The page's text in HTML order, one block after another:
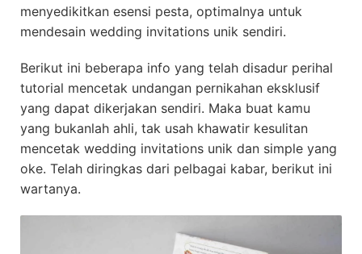
menyedikitkan esensi pesta, optimalnya untuk
mendesain wedding invitations unik sendiri.
Berikut ini beberapa info yang telah disadur perihal
tutorial mencetak undangan pernikahan eksklusif
yang dapat dikerjakan sendiri. Maka buat kamu
yang bukanlah ahli, tak usah khawatir kesulitan
mencetak wedding invitations unik dan simple yang
oke. Telah diringkas dari pelbagai kabar, berikut ini
wartanya.